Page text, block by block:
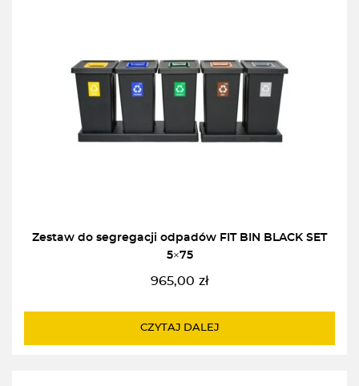
Zestaw do segregacji odpadów FIT BIN BLACK SET
5×75
965,00 zł
CZYTAJ DALEJ